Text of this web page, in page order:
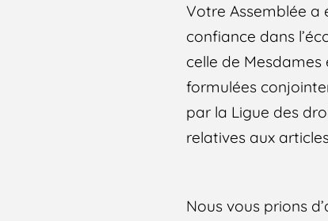
Votre Assemblée a
confiance dans
celle de
formulées
par la Ligue des
relatives aux
Nous vous prions